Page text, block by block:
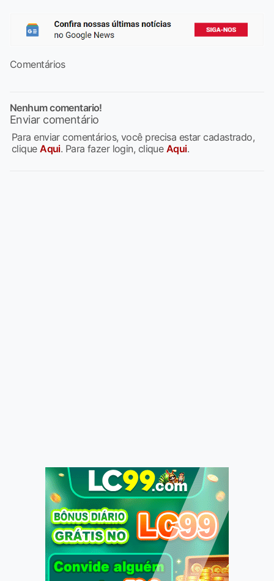
Comentários
Nenhum comentario!
Enviar comentário
Para enviar comentários, você precisa estar cadastrado,
cliqueAqui. Para fazer login, clique Aqui.